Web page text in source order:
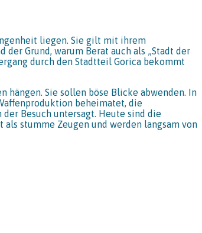
liegen. Sie gilt mit ihrem
Grund, warum Berat auch als „Stadt der
durch den Stadtteil Gorica bekommt
hängen. Sie sollen böse Blicke abwenden. In
beheimatet, die
Besuch untersagt. Heute sind die
stumme Zeugen und werden langsam von